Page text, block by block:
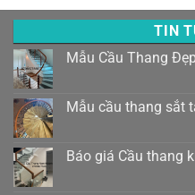
TIN
Mẫu Cầu Thang
Mẫu cầu thang sắt
Báo giá Cầu thang